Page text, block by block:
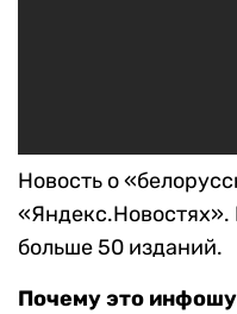
Новость о
больше 50 изданий.
Почему это